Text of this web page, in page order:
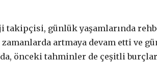
günlük yaşamlarında
artmaya devam etti ve
önceki tahminler de çeşitli